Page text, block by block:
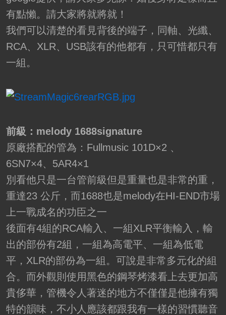
有點懶。請大家將就將就！
我們可以清楚的看見背後的端子，同軸、光纖、
RCA、XLR、USB該有的他都有，只可惜都只有
一組。
前級：melody 1688signature
原廠搭配的管為：Fullmusic 101D×2 、
6SN7×4、5AR4×1
別看他只是一台管前級但是重量也是非常的重，
重達23 公斤，而1688也是melody在HI-END市場
上一戰成名的功臣之一
後面有4組的RCA輸入、一組XLR平衡輸入，輸
出的部份有2組，一組為高電平、一組為低電
平，XLR的部份為一組。可說是非常多元化的組
合。而外觀則使用黑色的鋼琴烤漆看上去更加高
貴侈華，管機令人著迷的地方不僅僅是他擁有獨
特的韻味，不小人應該都跟我有一樣的習慣聽音